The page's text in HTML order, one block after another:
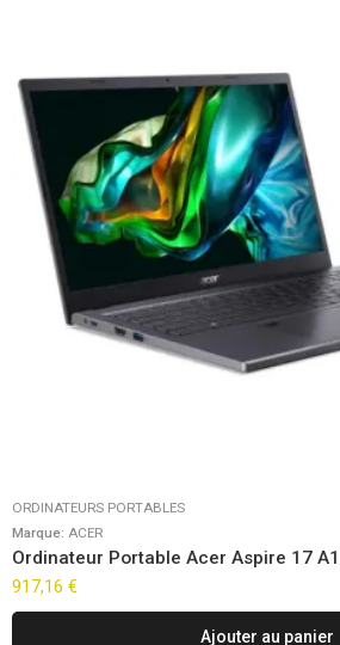
ORDINATEURS PORTABLES
Marque: ACER
Ordinateur Portable Acer Aspire 17
917,16 €
Ajouter au panier